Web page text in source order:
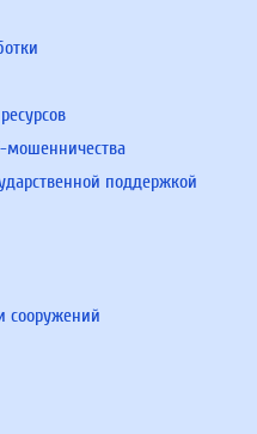
мошенничества
поддержкой
сооружений